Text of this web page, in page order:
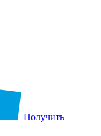
Получить